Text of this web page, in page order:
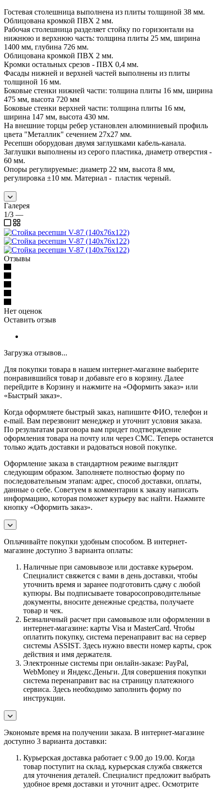
Гостевая столешница выполнена из плиты толщиной 38 мм.
Облицована кромкой ПВХ 2 мм.
Рабочая столешница разделяет стойку по горизонтали на
нижнюю и верхнюю часть: толщина плиты 25 мм, ширина
1400 мм, глубина 726 мм.
Облицована кромкой ПВХ 2 мм.
Кромки остальных срезов - ПВХ 0,4 мм.
Фасады нижней и верхней частей выполнены из плиты
толщиной 16 мм.
Боковые стенки нижней части: толщина плиты 16 мм, ширина
475 мм, высота 720 мм
Боковые стенки верхней части: толщина плиты 16 мм,
ширина 147 мм, высота 430 мм.
На внешние торцы ребер установлен алюминиевый профиль
цвета "Металлик" сечением 27х27 мм.
Ресепшн оборудован двумя заглушками кабель-канала.
Заглушки выполнены из серого пластика, диаметр отверстия -
60 мм.
Опоры регулируемые: диаметр 22 мм, высота 8 мм,
регулировка ±10 мм. Материал - пластик черный.
Галерея
1/3 —
Отзывы
Нет оценок
Оставить отзыв
Загрузка отзывов...
Для покупки товара в нашем интернет-магазине выберите
понравившийся товар и добавьте его в корзину. Далее
перейдите в Корзину и нажмите на «Оформить заказ» или
«Быстрый заказ».
Когда оформляете быстрый заказ, напишите ФИО, телефон и
e-mail. Вам перезвонит менеджер и уточнит условия заказа.
По результатам разговора вам придет подтверждение
оформления товара на почту или через СМС. Теперь останется
только ждать доставки и радоваться новой покупке.
Оформление заказа в стандартном режиме выглядит
следующим образом. Заполняете полностью форму по
последовательным этапам: адрес, способ доставки, оплаты,
данные о себе. Советуем в комментарии к заказу написать
информацию, которая поможет курьеру вас найти. Нажмите
кнопку «Оформить заказ».
Оплачивайте покупки удобным способом. В интернет-
магазине доступно 3 варианта оплаты:
Наличные при самовывозе или доставке курьером.
Специалист свяжется с вами в день доставки, чтобы
уточнить время и заранее подготовить сдачу с любой
купюры. Вы подписываете товаросопроводительные
документы, вносите денежные средства, получаете
товар и чек.
Безналичный расчет при самовывозе или оформлении в
интернет-магазине: карты Visa и MasterCard. Чтобы
оплатить покупку, система перенаправит вас на сервер
системы ASSIST. Здесь нужно ввести номер карты, срок
действия и имя держателя.
Электронные системы при онлайн-заказе: PayPal,
WebMoney и Яндекс.Деньги. Для совершения покупки
система перенаправит вас на страницу платежного
сервиса. Здесь необходимо заполнить форму по
инструкции.
Экономьте время на получении заказа. В интернет-магазине
доступно 3 варианта доставки:
Курьерская доставка работает с 9.00 до 19.00. Когда
товар поступит на склад, курьерская служба свяжется
для уточнения деталей. Специалист предложит выбрать
удобное время доставки и уточнит адрес. Осмотрите